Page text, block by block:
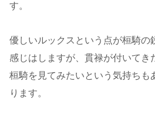
す。
優しいルックスという点が桓騎の
感じはしますが、貫禄が付いてき
桓騎を見てみたいという気持ちも
ります。